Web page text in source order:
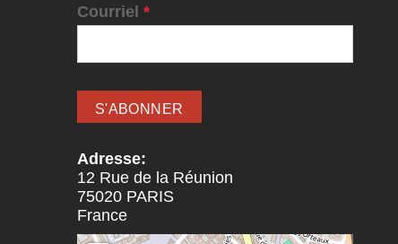
Courriel *
Adresse:
12 Rue de la Réunion
75020 PARIS
France